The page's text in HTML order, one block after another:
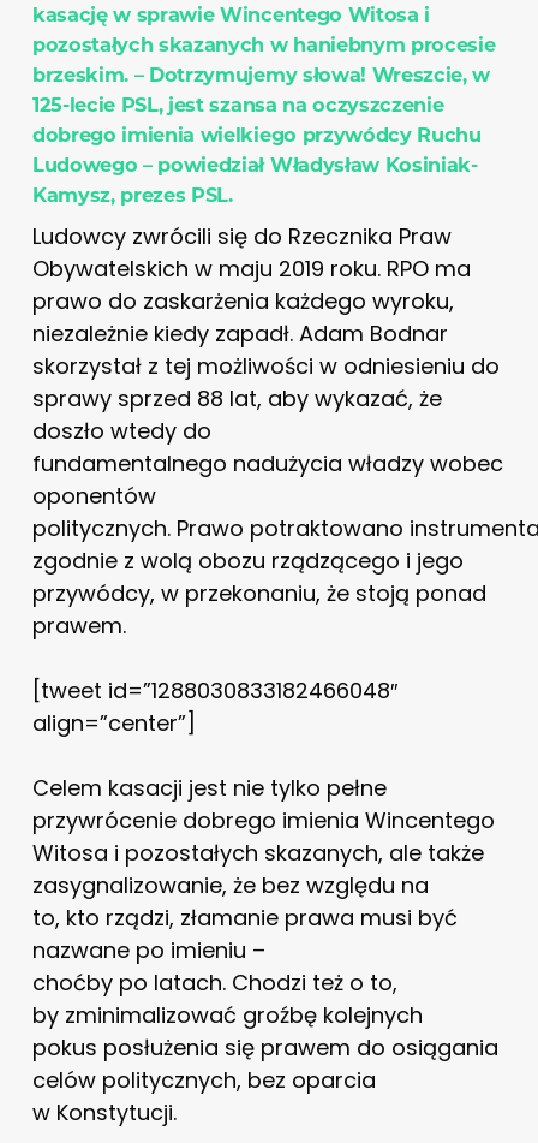
kasację w sprawie Wincentego Witosa i
pozostałych skazanych w haniebnym procesie
brzeskim. – Dotrzymujemy słowa! Wreszcie, w
125-lecie PSL, jest szansa na oczyszczenie
dobrego imienia wielkiego przywódcy Ruchu
Ludowego – powiedział Władysław Kosiniak-
Kamysz, prezes PSL.
Ludowcy zwrócili się do Rzecznika Praw
Obywatelskich w maju 2019 roku. RPO ma
prawo do zaskarżenia każdego wyroku,
niezależnie kiedy zapadł. Adam Bodnar
skorzystał z tej możliwości w odniesieniu do
sprawy sprzed 88 lat, aby wykazać, że
doszło wtedy do
fundamentalnego nadużycia władzy wobec
oponentów
politycznych. Prawo potraktowano
zgodnie z wolą obozu rządzącego i jego
przywódcy, w przekonaniu, że stoją ponad
prawem.
[tweet id=”1288030833182466048″
align=”center”]
Celem kasacji jest nie tylko pełne
przywrócenie dobrego imienia Wincentego
Witosa i pozostałych skazanych, ale także
zasygnalizowanie, że bez względu na
to, kto rządzi, złamanie prawa musi być
nazwane po imieniu –
choćby po latach. Chodzi też o to,
by zminimalizować groźbę kolejnych
pokus posłużenia się prawem do osiągania
celów politycznych, bez oparcia
w Konstytucji.